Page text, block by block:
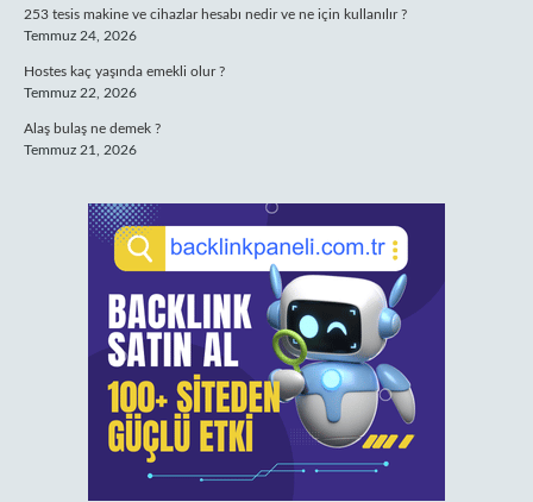
253 tesis makine ve cihazlar hesabı nedir ve ne için kullanılır ?
Temmuz 24, 2026
Hostes kaç yaşında emekli olur ?
Temmuz 22, 2026
Alaş bulaş ne demek ?
Temmuz 21, 2026